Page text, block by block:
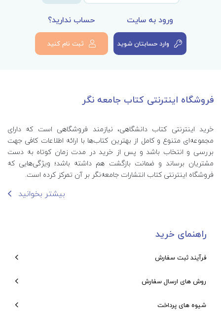
ورود به سایت
وارد حسابتان شوید
حساب ندارید؟
ثبت نام کنید
فروشگاه اینترنتی کتاب جامعه نگر
خرید اینترنتی کتاب‌ دانشگاهی، نیازمند فروشگاهی است که دارای
مجموعه‌ای متنوع و کامل از بهترین کتاب‌ها با ارائه اطلاعات کافی جهت
بررسی و انتخاب باشد و پس از خرید در مدت زمان کوتاه به دست
مشتریان برساند و ضمانت بازگشت هم داشته باشد؛ ویژگی‌هایی که
فروشگاه اینترنتی کتاب انتشارات جامعه‌نگر بر آن تمرکز کرده است.
بیشتر بخوانید
راهنمای خرید
فرآیند ثبت سفارش
روش های ارسال سفارش
شیوه های پرداخت